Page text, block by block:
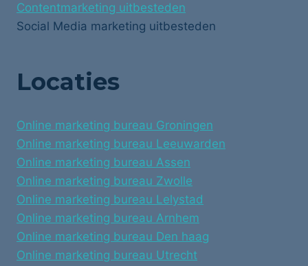
Contentmarketing uitbesteden
Social Media marketing uitbesteden
Locaties
Online marketing bureau Groningen
Online marketing bureau Leeuwarden
Online marketing bureau Assen
Online marketing bureau Zwolle
Online marketing bureau Lelystad
Online marketing bureau Arnhem
Online marketing bureau Den haag
Online marketing bureau Utrecht